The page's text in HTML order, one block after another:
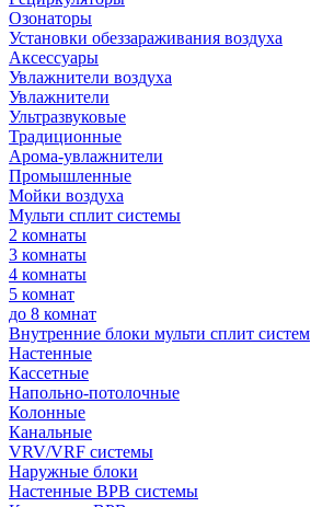
Озонаторы
Установки обеззараживания воздуха
Аксессуары
Увлажнители воздуха
Увлажнители
Ультразвуковые
Традиционные
Арома-увлажнители
Промышленные
Мойки воздуха
Мульти сплит системы
2 комнаты
3 комнаты
4 комнаты
5 комнат
до 8 комнат
Внутренние блоки мульти сплит систем
Настенные
Кассетные
Напольно-потолочные
Колонные
Канальные
VRV/VRF системы
Наружные блоки
Настенные ВРВ системы